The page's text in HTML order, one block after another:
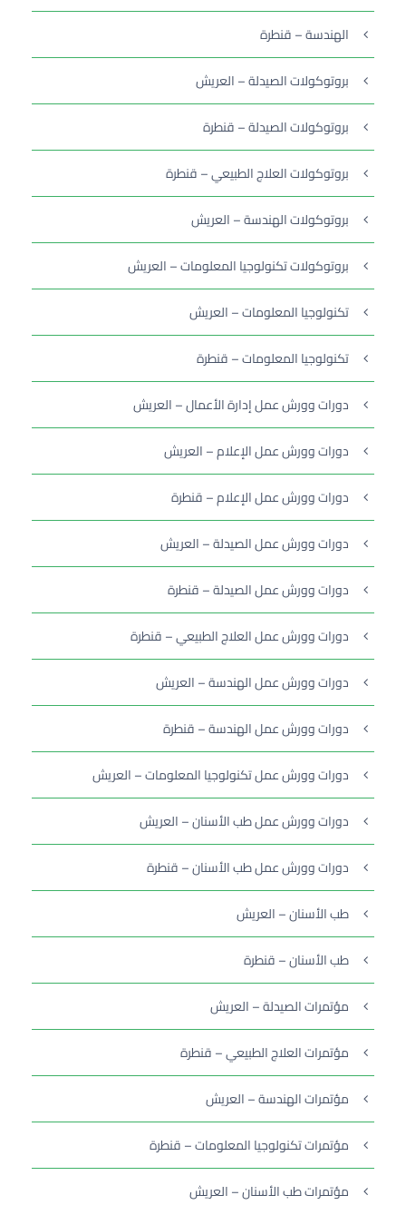
الهندسة – قنطرة
بروتوكولات الصيدلة – العريش
بروتوكولات الصيدلة – قنطرة
بروتوكولات العلاج الطبيعي – قنطرة
بروتوكولات الهندسة – العريش
بروتوكولات تكنولوجيا المعلومات – العريش
تكنولوجيا المعلومات – العريش
تكنولوجيا المعلومات – قنطرة
دورات وورش عمل إدارة الأعمال – العريش
دورات وورش عمل الإعلام – العريش
دورات وورش عمل الإعلام – قنطرة
دورات وورش عمل الصيدلة – العريش
دورات وورش عمل الصيدلة – قنطرة
دورات وورش عمل العلاج الطبيعي – قنطرة
دورات وورش عمل الهندسة – العريش
دورات وورش عمل الهندسة – قنطرة
دورات وورش عمل تكنولوجيا المعلومات – العريش
دورات وورش عمل طب الأسنان – العريش
دورات وورش عمل طب الأسنان – قنطرة
طب الأسنان – العريش
طب الأسنان – قنطرة
مؤتمرات الصيدلة – العريش
مؤتمرات العلاج الطبيعي – قنطرة
مؤتمرات الهندسة – العريش
مؤتمرات تكنولوجيا المعلومات – قنطرة
مؤتمرات طب الأسنان – العريش